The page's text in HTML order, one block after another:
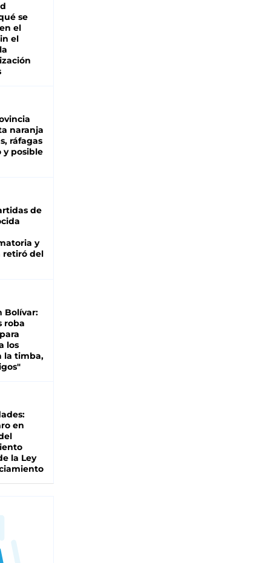
se
el
el
naranja
ráfagas
y posible
de
y
retiró del
Bolívar:
roba
los
la timba,
en
la Ley